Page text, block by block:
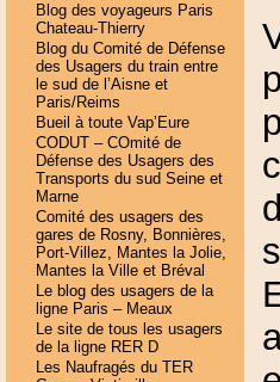
Blog des voyageurs Paris
Chateau-Thierry
Blog du Comité de Défense
des Usagers du train entre
le sud de l’Aisne et
Paris/Reims
Bueil à toute Vap’Eure
CODUT – COmité de
Défense des Usagers des
Transports du sud Seine et
Marne
Comité des usagers des
gares de Rosny, Bonnières,
Port-Villez, Mantes la Jolie,
Mantes la Ville et Bréval
Le blog des usagers de la
ligne Paris – Meaux
Le site de tous les usagers
de la ligne RER D
Les Naufragés du TER